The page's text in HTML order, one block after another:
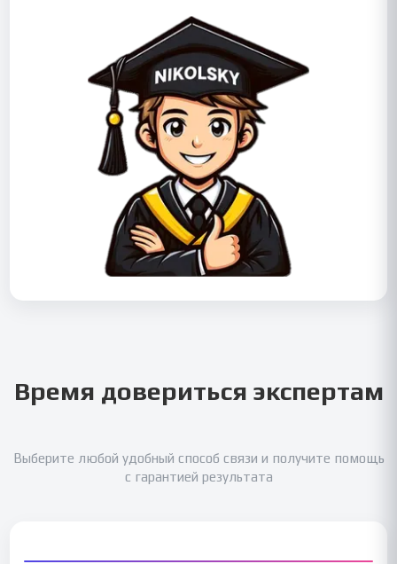
Время довериться экспертам
Выберите любой удобный способ связи и получите помощь
с гарантией результата